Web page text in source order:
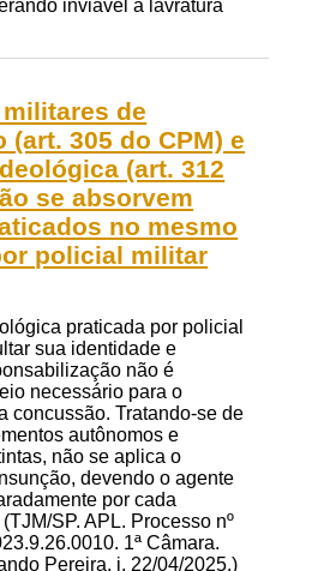
inviável a lavratura
de
(art. 305 do CPM) e
(art. 312
se absorvem
no mesmo
policial militar
praticada por policial
sua identidade e
não é
necessário para o
concussão. Tratando-se de
autônomos e
não se aplica o
devendo o agente
por cada
SP. APL. Processo nº
1ª Câmara.
Pereira. j. 22/04/2025.)